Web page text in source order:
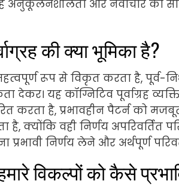
अनुकूलनशीलता और नवाचार को
की क्या भूमिका है?
रूप से विकृत करता है, पूर्व-
देकर। यह कॉग्निटिव पूर्वाग्रह
करता है, प्रभावहीन पैटर्न को
है, क्योंकि वही निर्णय अपरिवर्तित
प्रभावी निर्णय लेने और अर्थपूर्ण
विकल्पों को कैसे